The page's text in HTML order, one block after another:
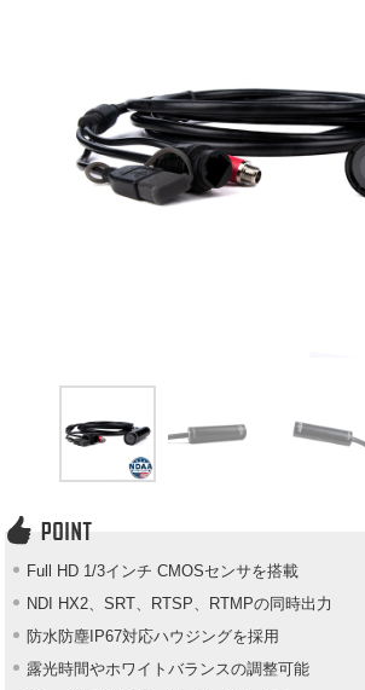
Full HD 1/3インチ CMOSセンサを搭載
NDI HX2、SRT、RTSP、RTMPの同時出力
防水防塵IP67対応ハウジングを採用
露光時間やホワイトバランスの調整可能